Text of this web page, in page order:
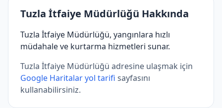
Tuzla İtfaiye Müdürlüğü Hakkında
Tuzla İtfaiye Müdürlüğü, yangınlara hızlı
müdahale ve kurtarma hizmetleri sunar.
Tuzla İtfaiye Müdürlüğü adresine ulaşmak için
Google Haritalar yol tarifi sayfasını
kullanabilirsiniz.